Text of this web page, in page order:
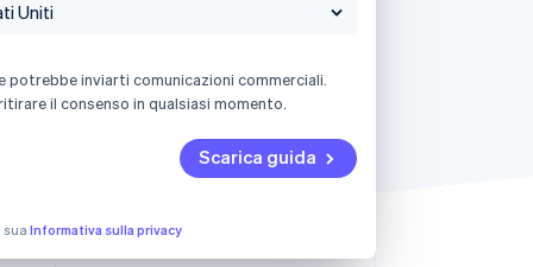
potrebbe inviarti comunicazioni commerciali.
il consenso in qualsiasi momento.
Scarica guida
sua Informativa sulla privacy